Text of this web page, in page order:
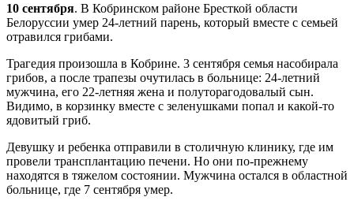
10 сентября. В Кобринском районе Бресткой области
Белоруссии умер 24-летний парень, который вместе с семьей
отравился грибами.
Трагедия произошла в Кобрине. 3 сентября семья насобирала
грибов, а после трапезы очутилась в больнице: 24-летний
мужчина, его 22-летняя жена и полуторагодовалый сын.
Видимо, в корзинку вместе с зеленушками попал и какой-то
ядовитый гриб.
Девушку и ребенка отправили в столичную клинику, где им
провели трансплантацию печени. Но они по-прежнему
находятся в тяжелом состоянии. Мужчина остался в областной
больнице, где 7 сентября умер.